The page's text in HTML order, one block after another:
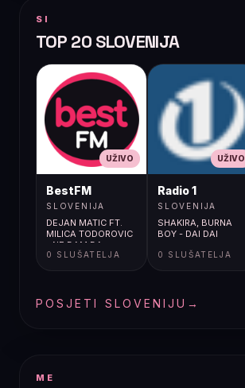
SI
TOP 20 SLOVENIJA
UŽIVO
BestFM
SLOVENIJA
DEJAN MATIC FT.
MILICA TODOROVIC
- NE DAM DA
NEMAM TE
0 SLUŠATELJA
UŽIVO
Radio 1
SLOVENIJA
SHAKIRA, BURNA
BOY - DAI DAI
0 SLUŠATELJA
POSJETI SLOVENIJU →
ME